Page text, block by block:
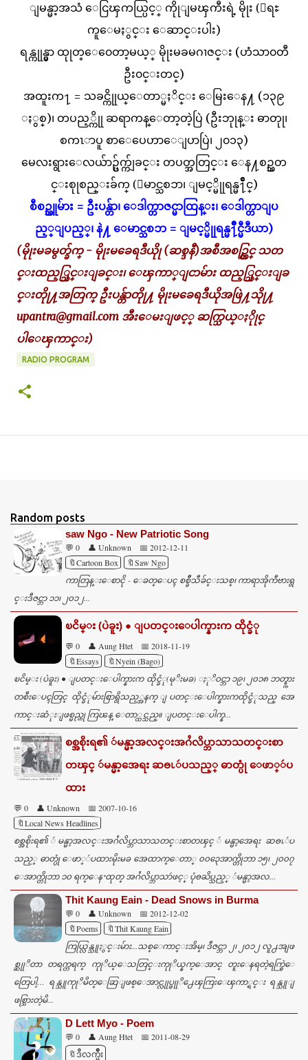
ျမန္မာ့အသံ ေငြၾကယ္ပြင့္ ကိုုျမၾကီးရဲ့ မိုုး (ေရႊ
ကူေမႏွင္း ေဆာင္းပါး)
ရန္ကုုန္မွာ ထုုတ္ေ၀ေတာ့မယ့္ မိုုးမခမဂၢဇင္း (ဟံသာ၀တီ
ဦး၀င္းတင္)
အထူးက႑ = သခင္ကိုုယ္ေတာ္မႈိင္း ေမြးေန႔ (၁၃၉
ႏွစ္)၊ တပည့္ကိုု ဆရာကန္ေတာ့တဲ့ပြဲ (ဦးဘုုန္း ဓာတုု၊
စကၤာပူ စာေပေဟာေျပာပြဲ၊ ၂၀၁၃)
မေလးရွားေလယ်ာဥ္ပ်က္က်ျခင္း တပတ္အတြင္း ေန႔စဥ္သတ
င္းစုုစည္းခ်က္ (ေမာင္သစၥာ၊ ျမင့္မိုုရန္မ႑ိဳင္)
စီစဥ္သူမ်ား = ဦးပန္တ်ာ၊ ေဒါက္တာဇင္မာထြန္း၊ ေဒါက္တာျပ
ည့္ျပည့္၊ နဲ႔ ေမာင္သစၥာ = ျမင့္မိုုရန္မ႑ိဳင္မီဒီယာ)
(မိုုးမခမွတ္ခ်က္ - မိုုးမခေရဒီယိုု (ဆစ္ဒနီ)အစီအစဥ္တြင္ သတ
င္းထည့္သြင္းျခင္း၊ ေၾကာ္ျငာမ်ား ထည့္သြင္းျခ
င္းတိုု႔အတြက္ ဦးပန္တ်ာတိုု႔ မိုုးမခေရဒီယိုအဖြဲ႔သိုု႔
upantra@gmail.com အီးေမးျဖင့္ ဆက္သြယ္ႏိုုင္
ပါေၾကာင္း)
RADIO PROGRAM
Random posts
saw Ngo - New Patriotic Song
💬 0 👤 Unknown
📅 2012-12-11
🔖Cartoon Box
🔖Saw Ngo
ကာတြန္းေစာငို - ေခတ္ေပၚ စစ္ခ်ီသီခ်င္းသစ္၊ ကာရာအိုကီဗားရွ
င္းဒီဇင္ဘာ ၁၁၊ ၂၀၁၂...
ၿငိမ္း (ပဲခူး) ● ျပတင္းေပါက္နားက ထိုင္ခံု
💬 0 👤 Aung Htet
📅 2018-11-19
🔖Essays
🔖Nyein (Bago)
ၿငိမ္း (ပဲခူး) ● ျပတင္းေပါက္နားက ထိုင္ခံု(မုိးမခ) ႏုိဝင္ဘာ ၁၉၊ ၂၀၁၈ ဘတ္စ္ကား
တစီးေပၚတြင္ ထိုင္ခံုမ်ားစြာရွိသည့္အနက္ ျပတင္းေပါက္နားကထိုင္ခံုသည္ အေ
ကာင္းဆံုးျဖစ္မည္ဟု ကြၽန္ ေတာ္ထင္သည္။ ျပတင္းေပါက္န...
စစ္အစိုးရ၏ ဴမန္မာ့အလင္းအဂႆလိပ္ဘာသာသတင္းစာ
တၾင္ ဴမန္မာ့အေရး ဆႎၬဴပသည့္ ဓာတ္ပုံ ေဖာ္ဴပ
ထား
💬 0 👤 Unknown
📅 2007-10-16
🔖Local News Headlines
စစ္အစိုးရ၏ ဴမန္မာ့အလင္းအဂႆလိပ္ဘာသာသတင္းစာတၾင္ ဴမန္မာ့အေရး ဆႎၬဴပ
သည့္ ဓာတ္ပုံ ေဖာ္ဴပထားမိုးမခ အေထာက္ေတာ္ ၀၀၃ေအာက္တိုဘာ ၁၅၊ ၂၀၀၇
ေအာက္တိုဘာ ၁၀ ရက္ေနႚထုတ္ အဂႆလိပ္ဘာသာဴဖင့္ ပုံႎႀိပ္သည့္ ဴမန္မာ့အလ...
Thit Kaung Eain - Dead Snows in Burma
💬 0 👤 Unknown
📅 2012-12-02
🔖Poems
🔖Thit Kaung Eain
ကြယ္လြန္သူႏွင္းမ်ား...သစ္ေကာင္းအိမ္၊ ဒီဇင္ဘာ ၂၊ ၂၀၁၂ လူ႕အျဖ
စ္ဆုုိတာ တရက္တရက္ ကုုိယ္ေသတြင္းကုုိယ္နက္ေအာင္ တူးေနရတဲ့ရက္စြဲေ
တြေပါ့… ရန္သူကုုိမိတ္ေဆြျဖစ္ေအာင္လုုပ္ဖုုိ႕ေၾကြးေၾကာ္ရင္း ရန္သူျ
ဖစ္သြားတဲ့မိ...
D Lett Myo - Poem
💬 0 👤 Aung Htet
📅 2011-08-29
🔖ဒီလက္မ်ဳိး